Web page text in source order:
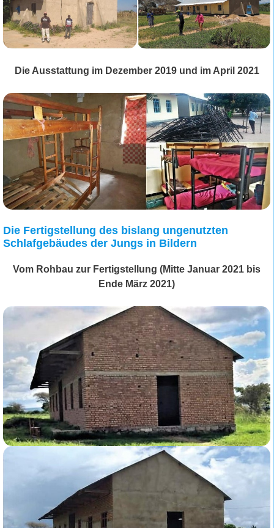
Die Ausstattung im Dezember 2019 und im April 2021
Die Fertigstellung des bislang ungenutzten
Schlafgebäudes der Jungs in Bildern
Vom Rohbau zur Fertigstellung (Mitte Januar 2021 bis
Ende März 2021)